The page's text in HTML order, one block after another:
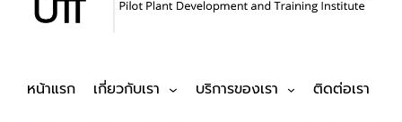
หน้าแรก เกี่ยวกับเรา บริการของเรา ติดต่อเรา